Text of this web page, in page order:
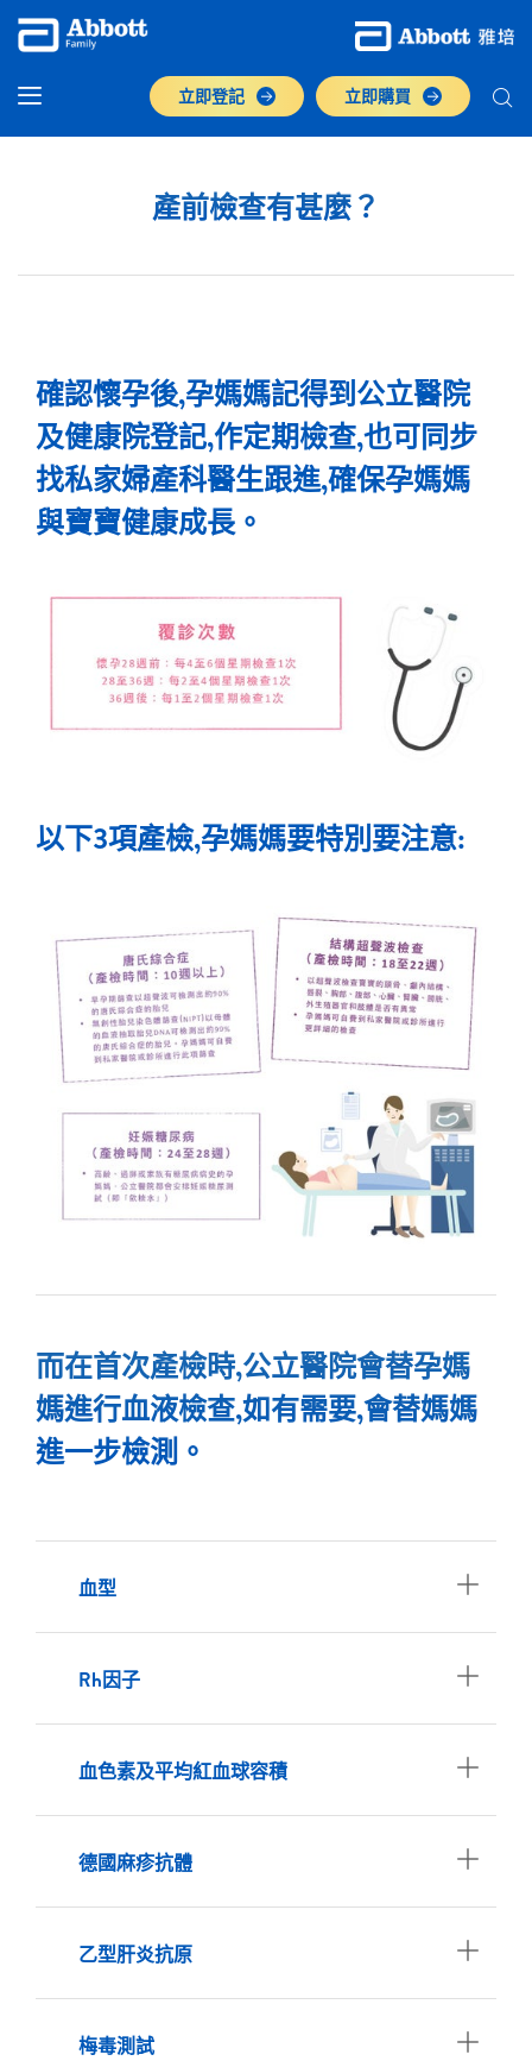
立即登記 立即購買
產前檢查有甚麼？
確認懷孕後,孕媽媽記得到公立醫院
及健康院登記,作定期檢查,也可同步
找私家婦產科醫生跟進,確保孕媽媽
與寶寶健康成長。
以下3項產檢,孕媽媽要特別要注意:
而在首次產檢時,公立醫院會替孕媽
媽進行血液檢查,如有需要,會替媽媽
進一步檢測。
血型
Rh因子
血色素及平均紅血球容積
德國麻疹抗體
乙型肝炎抗原
梅毒測試